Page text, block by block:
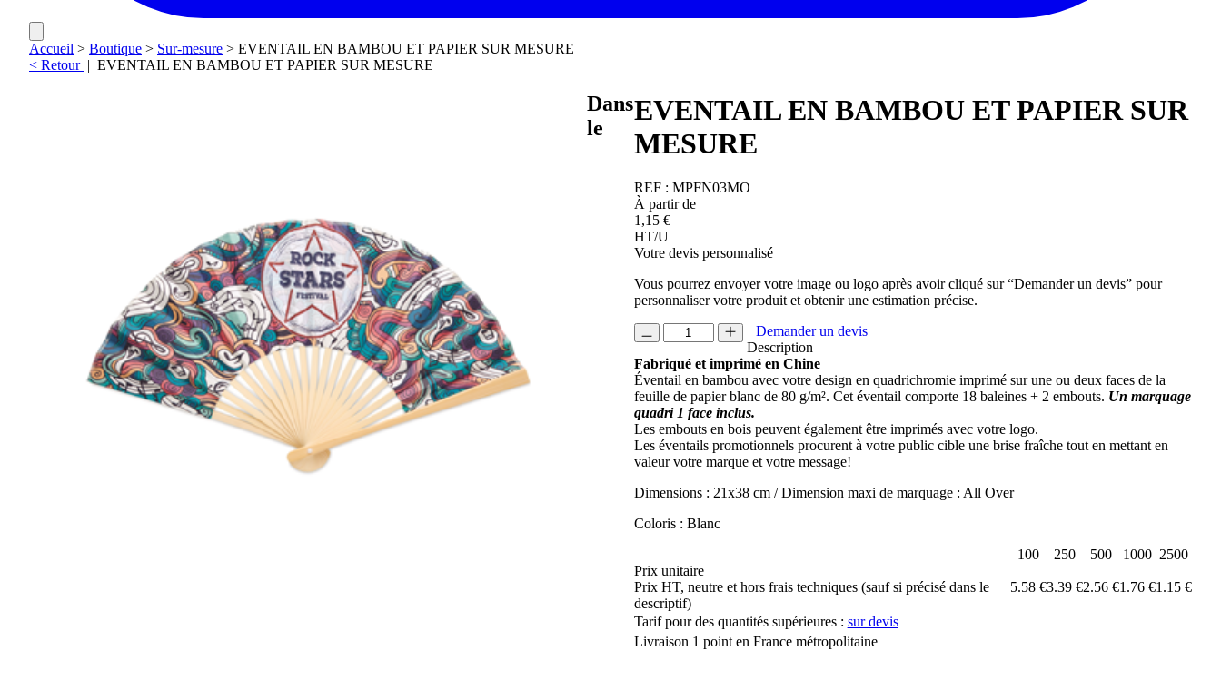
Accueil > Boutique > Sur-mesure > EVENTAIL EN BAMBOU ET PAPIER SUR MESURE
< Retour | EVENTAIL EN BAMBOU ET PAPIER SUR MESURE
EVENTAIL EN BAMBOU ET PAPIER SUR
MESURE
REF : MPFN03MO
À partir de
1,15 €
HT/U
Votre devis personnalisé
Vous pourrez envoyer votre image ou logo après avoir cliqué sur “Demander un devis” pour
personnaliser votre produit et obtenir une estimation précise.
quantité
de
EVENTAIL
EN
BAMBOU
ET
PAPIER
SUR
MESURE
Demander un devis
Description
Fabriqué et imprimé en Chine
Éventail en bambou avec votre design en quadrichromie imprimé sur une ou deux faces de la
feuille de papier blanc de 80 g/m². Cet éventail comporte 18 baleines + 2 embouts. Un marquage
quadri 1 face inclus.
Les embouts en bois peuvent également être imprimés avec votre logo.
Les éventails promotionnels procurent à votre public cible une brise fraîche tout en mettant en
valeur votre marque et votre message!
Dimensions : 21x38 cm / Dimension maxi de marquage : All Over
Coloris : Blanc
100
250 500 1000 2500
Prix unitaire
Prix HT, neutre et hors frais techniques (sauf si précisé dans le
descriptif)
5.58 €3.39 €2.56 €1.76 €1.15 €
Tarif pour des quantités supérieures : sur devis
Livraison 1 point en France métropolitaine
Dans
le